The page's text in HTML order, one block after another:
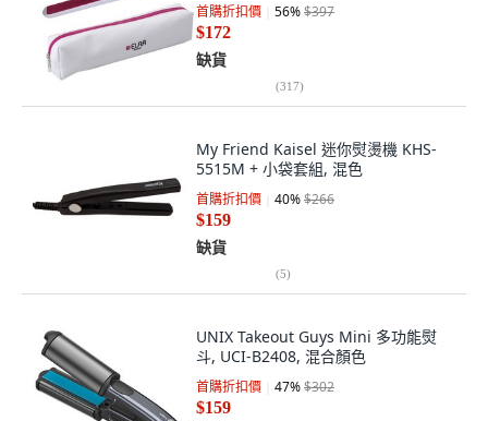
首購折扣價 56%$397
$172
缺貨
(317)
My Friend Kaisel 迷你熨燙機 KHS-
5515M + 小袋套組, 混色
首購折扣價 40%$266
$159
缺貨
(5)
UNIX Takeout Guys Mini 多功能熨
斗, UCI-B2408, 混合顏色
首購折扣價 47%$302
$159